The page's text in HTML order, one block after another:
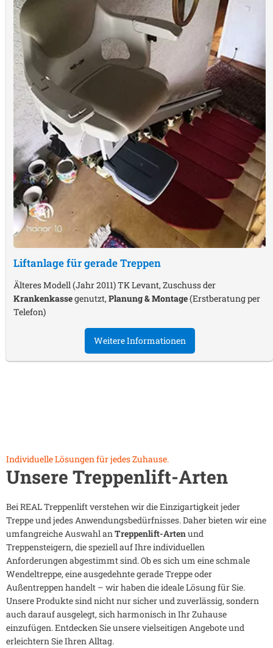
Liftanlage für gerade Treppen
Älteres Modell (Jahr 2011) TK Levant, Zuschuss der
Krankenkassegenutzt,Planung & Montage(Erstberatung per
Telefon)
Weitere Informationen
Individuelle Lösungen für jedes Zuhause.
Unsere Treppenlift-Arten
Bei REAL Treppenlift verstehen wir die Einzigartigkeit jeder
Treppe und jedes Anwendungsbedürfnisses. Daher bieten wir eine
umfangreiche Auswahl anTreppenlift-Artenund
Treppensteigern, die speziell auf Ihre individuellen
Anforderungen abgestimmt sind. Ob es sich um eine schmale
Wendeltreppe, eine ausgedehnte gerade Treppe oder
Außentreppen handelt – wir haben die ideale Lösung für Sie.
Unsere Produkte sind nicht nur sicher und zuverlässig, sondern
auch darauf ausgelegt, sich harmonisch in Ihr Zuhause
einzufügen. Entdecken Sie unsere vielseitigen Angebote und
erleichtern Sie Ihren Alltag.